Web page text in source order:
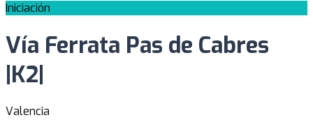
Iniciación
Vía Ferrata Pas de Cabres
|K2|
Valencia